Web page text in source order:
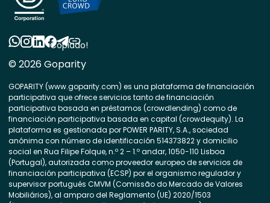
© 2026 Goparity
GOPARITY (www.goparity.com) es una plataforma de financiación
participativa que ofrece servicios tanto de financiación
participativa basada en préstamos (crowdlending) como de
financiación participativa basada en capital (crowdequity). La
plataforma es gestionada por POWER PARITY, S.A., sociedad
anónima con número de identificación 514373822 y domicilio
social en Rua Filipe Folque, n.º 2 – 1.º andar, 1050-110 Lisboa
(Portugal), autorizada como proveedor europeo de servicios de
financiación participativa (ECSP) por el organismo regulador y
supervisor portugués CMVM (Comissão do Mercado de Valores
Mobiliários), al amparo del Reglamento (UE) 2020/1503
Copiado!